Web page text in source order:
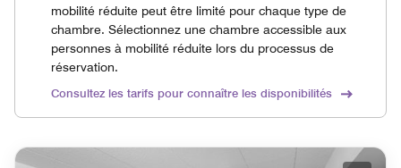
mobilité réduite peut être limité pour chaque type de
chambre. Sélectionnez une chambre accessible aux
personnes à mobilité réduite lors du processus de
réservation.
Consultez les tarifs pour connaître les disponibilités